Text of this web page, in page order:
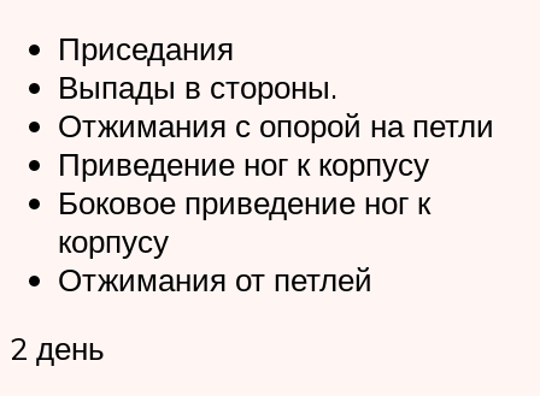
Приседания
Выпады в стороны.
Отжимания с опорой на петли
Приведение ног к корпусу
Боковое приведение ног к
корпусу
Отжимания от петлей
2 день